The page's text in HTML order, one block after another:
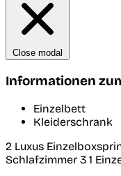
Close modal
Informationen
Einzelbett
Kleiderschrank
2 Luxus
Schlafzimmer 3 1